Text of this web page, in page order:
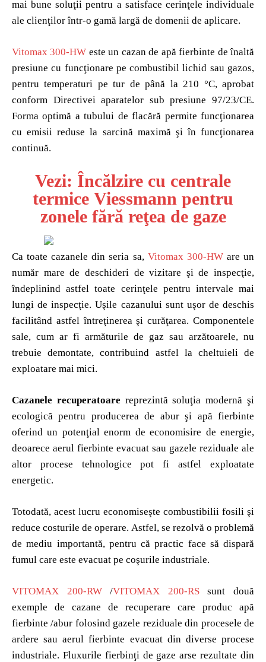
mai bune soluţii pentru a satisface cerinţele individuale
ale clienţilor într-o gamă largă de domenii de aplicare.
Vitomax 300-HW este un cazan de apă fierbinte de înaltă
presiune cu funcţionare pe combustibil lichid sau gazos,
pentru temperaturi pe tur de până la 210 °C, aprobat
conform Directivei aparatelor sub presiune 97/23/CE.
Forma optimă a tubului de flacără permite funcţionarea
cu emisii reduse la sarcină maximă şi în funcţionarea
continuă.
Vezi: Încălzire cu centrale
termice Viessmann pentru
zonele fără reţea de gaze
Ca toate cazanele din seria sa, Vitomax 300-HWare un
număr mare de deschideri de vizitare şi de inspecţie,
îndeplinind astfel toate cerinţele pentru intervale mai
lungi de inspecţie. Uşile cazanului sunt uşor de deschis
facilitând astfel întreţinerea şi curăţarea. Componentele
sale, cum ar fi armăturile de gaz sau arzătoarele, nu
trebuie demontate, contribuind astfel la cheltuieli de
exploatare mai mici.
Cazanele recuperatoare reprezintă soluţia modernă şi
ecologică pentru producerea de abur şi apă fierbinte
oferind un potenţial enorm de economisire de energie,
deoarece aerul fierbinte evacuat sau gazele reziduale ale
altor procese tehnologice pot fi astfel exploatate
energetic.
Totodată, acest lucru economiseşte combustibilii fosili şi
reduce costurile de operare. Astfel, se rezolvă o problemă
de mediu importantă, pentru că practic face să dispară
fumul care este evacuat pe coşurile industriale.
VITOMAX 200-RW/VITOMAX 200-RSsunt două
exemple de cazane de recuperare care produc apă
fierbinte /abur folosind gazele reziduale din procesele de
ardere sau aerul fierbinte evacuat din diverse procese
industriale. Fluxurile fierbinţi de gaze arse rezultate din